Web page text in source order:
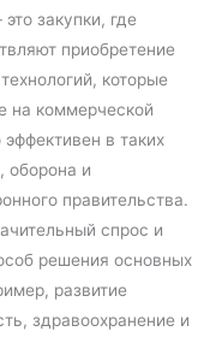
закупки, где
приобретение
которые
на коммерческой
в таких
оборона и
правительства.
спрос и
решения основных
развитие
здравоохранение и